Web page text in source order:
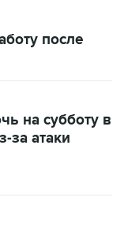
после
на субботу в
за атаки